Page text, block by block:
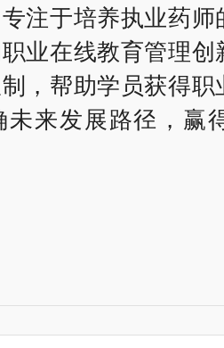
注于培养执业药
业在线教育管理创
，帮助学员获得职
未来发展路径，赢